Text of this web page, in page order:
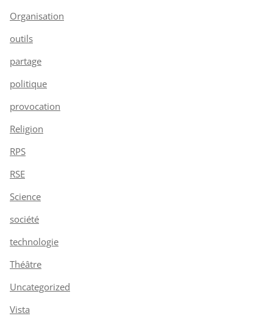
Organisation
outils
partage
politique
provocation
Religion
RPS
RSE
Science
société
technologie
Théâtre
Uncategorized
Vista